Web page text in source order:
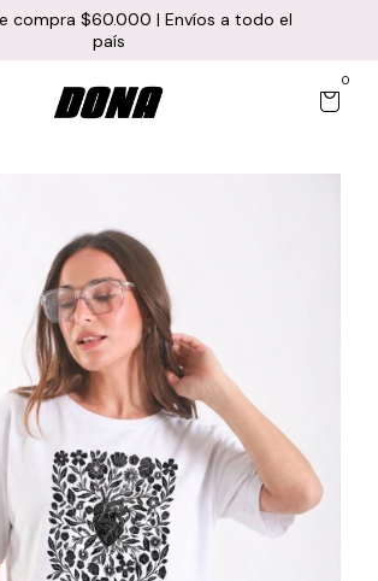
compra $60.000 | Envíos a todo el
país
0